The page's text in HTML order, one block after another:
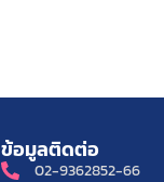
ข้อมูลติดต่อ
02-9362852-66